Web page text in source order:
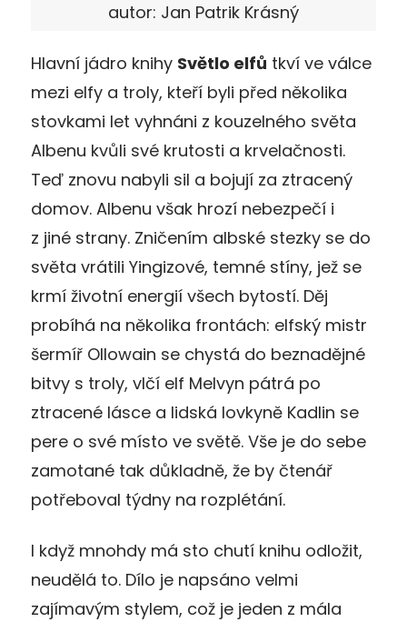
autor: Jan Patrik Krásný
Hlavní jádro knihy Světlo elfů tkví ve válce
mezi elfy a troly, kteří byli před několika
stovkami let vyhnáni z kouzelného světa
Albenu kvůli své krutosti a krvelačnosti.
Teď znovu nabyli sil a bojují za ztracený
domov. Albenu však hrozí nebezpečí i
z jiné strany. Zničením albské stezky se do
světa vrátili Yingizové, temné stíny, jež se
krmí životní energií všech bytostí. Děj
probíhá na několika frontách: elfský mistr
šermíř Ollowain se chystá do beznadějné
bitvy s troly, vlčí elf Melvyn pátrá po
ztracené lásce a lidská lovkyně Kadlin se
pere o své místo ve světě. Vše je do sebe
zamotané tak důkladně, že by čtenář
potřeboval týdny na rozplétání.
I když mnohdy má sto chutí knihu odložit,
neudělá to. Dílo je napsáno velmi
zajímavým stylem, což je jeden z mála